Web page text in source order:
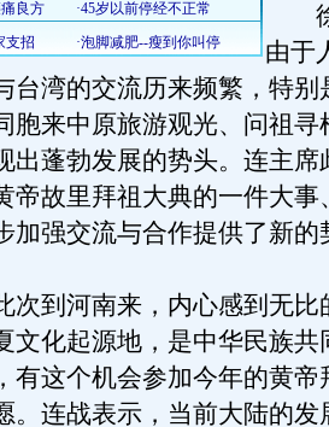
徐
由于
台湾的交流历来频繁，特别
胞来中原旅游观光、问祖寻
出蓬勃发展的势头。连主席
帝故里拜祖大典的一件大事
加强交流与合作提供了新的
到河南来，内心感到无比
文化起源地，是中华民族共
有这个机会参加今年的黄帝
。连战表示，当前大陆的发